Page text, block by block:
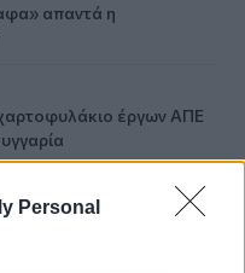
Personal
απαντά η
έργων ΑΠΕ